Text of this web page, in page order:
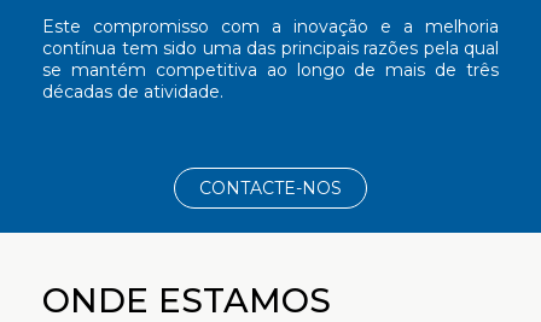
Este compromisso com a inovação e a melhoria
contínua tem sido uma das principais razões pela qual
se mantém competitiva ao longo de mais de três
décadas de atividade.
CONTACTE-NOS
ONDE ESTAMOS